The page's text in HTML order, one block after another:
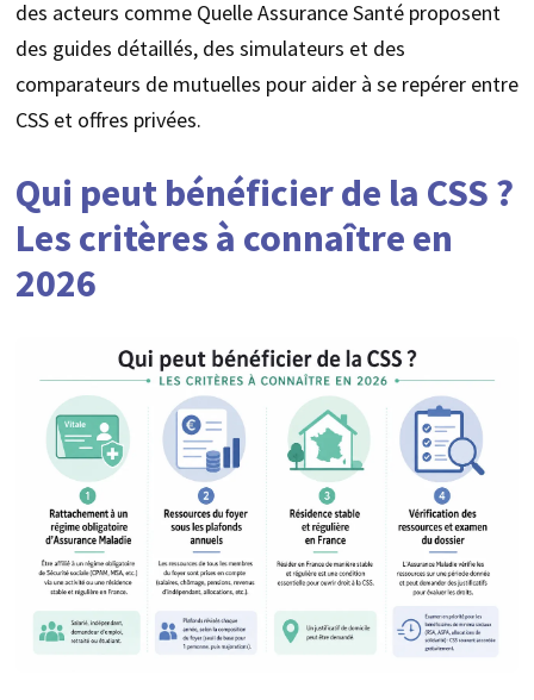
des acteurs comme Quelle Assurance Santé proposent
des guides détaillés, des simulateurs et des
comparateurs de mutuelles pour aider à se repérer entre
CSS et offres privées.
Qui peut bénéficier de la CSS ?
Les critères à connaître en
2026